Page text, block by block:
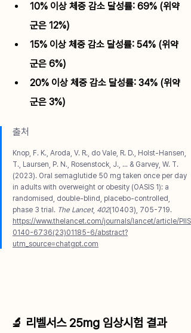
10% 이상 체중 감소 달성률: 69% (위약
군은 12%)
15% 이상 체중 감소 달성률: 54% (위약
군은 6%)
20% 이상 체중 감소 달성률: 34% (위약
군은 3%)
출처
Knop, F. K., Aroda, V. R., do Vale, R. D., Holst-Hansen,
T., Laursen, P. N., Rosenstock, J., ... & Garvey, W. T.
(2023). Oral semaglutide 50 mg taken once per day
in adults with overweight or obesity (OASIS 1): a
randomised, double-blind, placebo-controlled,
phase 3 trial. The Lancet, 402(10403), 705-719.
https://www.thelancet.com/journals/lancet/article/PIIS
0140-6736(23)01185-6/abstract?
utm_source=chatgpt.com
🔬 리벨서스 25mg 임상시험 결과